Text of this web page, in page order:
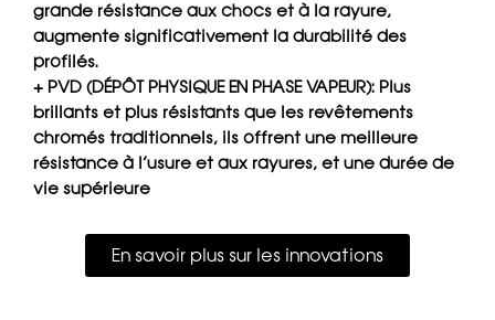
grande résistance aux chocs et à la rayure,
augmente significativement la durabilité des
profilés.
+ PVD (DÉPÔT PHYSIQUE EN PHASE VAPEUR): Plus
brillants et plus résistants que les revêtements
chromés traditionnels, ils offrent une meilleure
résistance à l’usure et aux rayures, et une durée de
vie supérieure
En savoir plus sur les innovations